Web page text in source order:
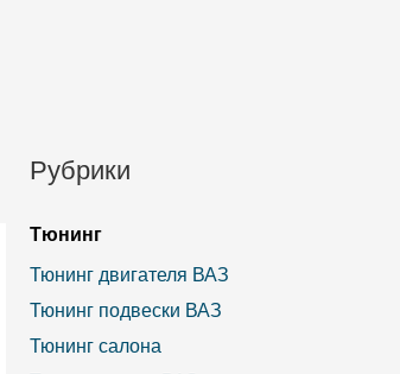
Рубрики
Тюнинг
Тюнинг двигателя ВАЗ
Тюнинг подвески ВАЗ
Тюнинг салона